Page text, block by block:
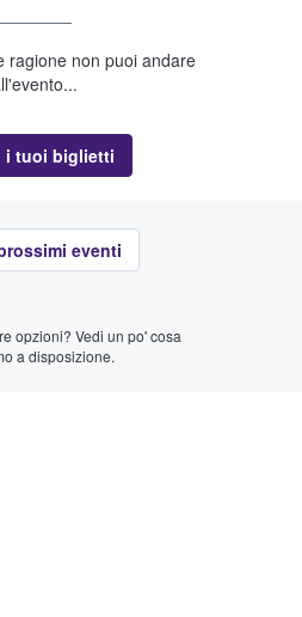
ragione non puoi andare
i tuoi biglietti
eventi
opzioni? Vedi un po' cosa
a disposizione.